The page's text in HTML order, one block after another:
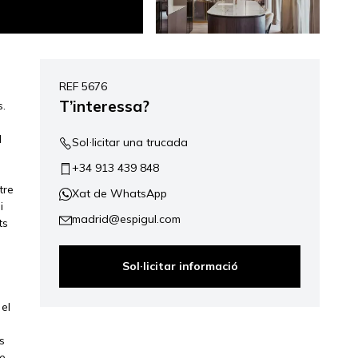
REF 5676
T’interessa?
Sol·licitar una trucada
+34 913 439 848
Xat de WhatsApp
madrid@espigul.com
Sol·licitar informació